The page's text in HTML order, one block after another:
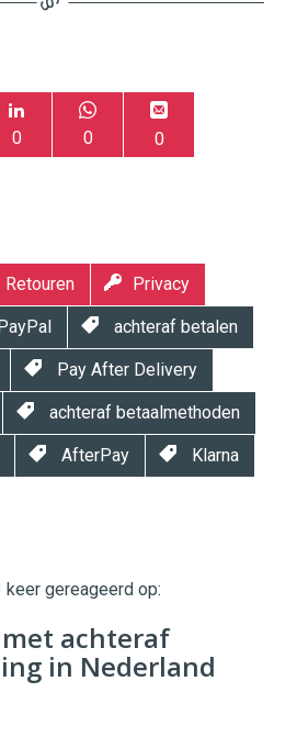
0 0 0
Retouren Privacy
PayPal achteraf betalen
Pay After Delivery
achteraf betaalmethoden
AfterPay Klarna
keer gereageerd op:
met achteraf
in Nederland